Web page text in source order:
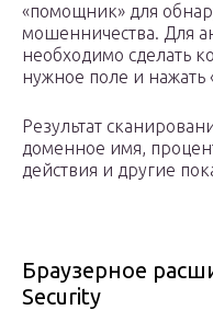
«помощник» для
мошенничества. Для
необходимо сделать
нужное поле и нажать
Результат
доменное имя,
действия и другие
Браузерное
Security